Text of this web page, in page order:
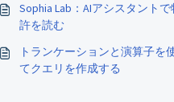
Sophia Lab：AIアシスタントで
許を読む
トランケーションと演算子を
てクエリを作成する